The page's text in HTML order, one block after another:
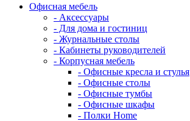
Офисная мебель
- Аксессуары
- Для дома и гостиниц
- Журнальные столы
- Кабинеты руководителей
- Корпусная мебель
- Офисные кресла и стулья
- Офисные столы
- Офисные тумбы
- Офисные шкафы
- Полки Home